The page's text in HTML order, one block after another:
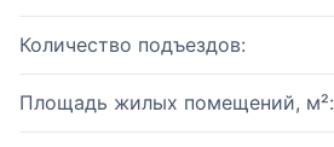
Количество подъездов:
Площадь жилых помещений, м²: